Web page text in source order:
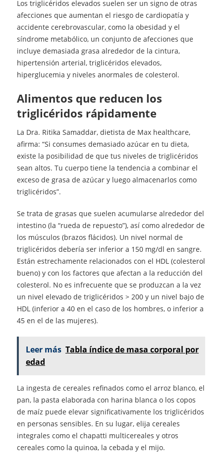
Los triglicéridos elevados suelen ser un signo de otras
afecciones que aumentan el riesgo de cardiopatía y
accidente cerebrovascular, como la obesidad y el
síndrome metabólico, un conjunto de afecciones que
incluye demasiada grasa alrededor de la cintura,
hipertensión arterial, triglicéridos elevados,
hiperglucemia y niveles anormales de colesterol.
Alimentos que reducen los
triglicéridos rápidamente
La Dra. Ritika Samaddar, dietista de Max healthcare,
afirma: “Si consumes demasiado azúcar en tu dieta,
existe la posibilidad de que tus niveles de triglicéridos
sean altos. Tu cuerpo tiene la tendencia a combinar el
exceso de grasa de azúcar y luego almacenarlos como
triglicéridos”.
Se trata de grasas que suelen acumularse alrededor del
intestino (la “rueda de repuesto”), así como alrededor de
los músculos (brazos flácidos). Un nivel normal de
triglicéridos debería ser inferior a 150 mg/dl en sangre.
Están estrechamente relacionados con el HDL (colesterol
bueno) y con los factores que afectan a la reducción del
colesterol. No es infrecuente que se produzcan a la vez
un nivel elevado de triglicéridos > 200 y un nivel bajo de
HDL (inferior a 40 en el caso de los hombres, o inferior a
45 en el de las mujeres).
Leer más Tabla índice de masa corporal por
edad
La ingesta de cereales refinados como el arroz blanco, el
pan, la pasta elaborada con harina blanca o los copos
de maíz puede elevar significativamente los triglicéridos
en personas sensibles. En su lugar, elija cereales
integrales como el chapatti multicereales y otros
cereales como la quinoa, la cebada y el mijo.